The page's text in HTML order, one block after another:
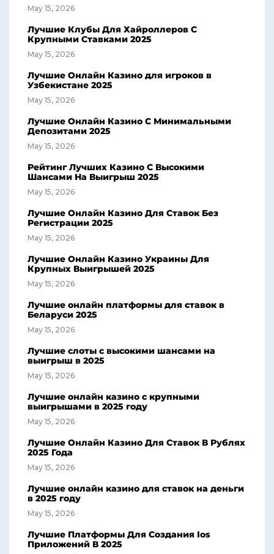
May 15, 2026
Лучшие Клубы Для Хайроллеров С
Крупными Ставками 2025
May 15, 2026
Лучшие Онлайн Казино для игроков в
Узбекистане 2025
May 15, 2026
Лучшие Онлайн Казино С Минимальными
Депозитами 2025
May 15, 2026
Рейтинг Лучших Казино С Высокими
Шансами На Выигрыш 2025
May 15, 2026
Лучшие Онлайн Казино Для Ставок Без
Регистрации 2025
May 15, 2026
Лучшие Онлайн Казино Украины Для
Крупных Выигрышей 2025
May 15, 2026
Лучшие онлайн платформы для ставок в
Беларуси 2025
May 15, 2026
Лучшие слоты с высокими шансами на
выигрыш в 2025
May 15, 2026
Лучшие онлайн казино с крупными
выигрышами в 2025 году
May 15, 2026
Лучшие Онлайн Казино Для Ставок В Рублях
2025 Года
May 15, 2026
Лучшие онлайн казино для ставок на деньги
в 2025 году
May 15, 2026
Лучшие Платформы Для Создания Ios
Приложений В 2025